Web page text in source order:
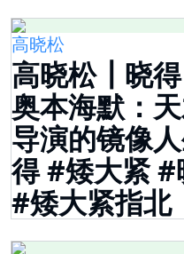
高晓松
高晓松┃晓
奥本海默：
导演的镜像
得 #矮大紧
#矮大紧指北